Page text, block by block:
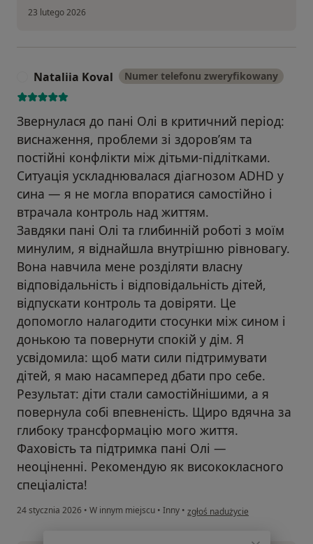
23 lutego 2026
Nataliia Koval Numer telefonu zweryfikowany
Звернулася до пані Олі в критичний період:
виснаження, проблеми зі здоров’ям та
постійні конфлікти між дітьми-підлітками.
Ситуація ускладнювалася діагнозом ADHD у
сина — я не могла впоратися самостійно і
втрачала контроль над життям.
Завдяки пані Олі та глибинній роботі з моїм
минулим, я віднайшла внутрішню рівновагу.
Вона навчила мене розділяти власну
відповідальність і відповідальність дітей,
відпускати контроль та довіряти. Це
допомогло налагодити стосунки між сином і
донькою та повернути спокій у дім. Я
усвідомила: щоб мати сили підтримувати
дітей, я маю насамперед дбати про себе.
Результат: діти стали самостійнішими, а я
повернула собі впевненість. Щиро вдячна за
глибоку трансформацію мого життя.
Фаховість та підтримка пані Олі —
неоціненні. Рекомендую як висококласного
спеціаліста!
24 stycznia 2026 • W innym miejscu • Inny • w opinii użytkownika Nataliia
zgłoś nadużycie